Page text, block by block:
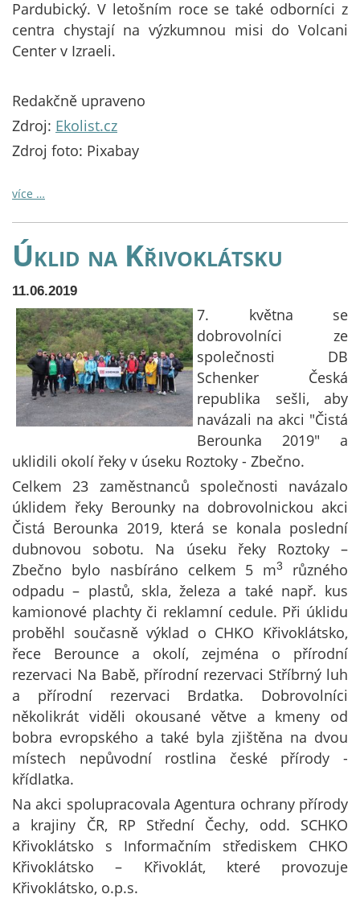
Pardubický. V letošním roce se také odborníci z
centra chystají na výzkumnou misi do Volcani
Center v Izraeli.
Redakčně upraveno
Zdroj: Ekolist.cz
Zdroj foto: Pixabay
více …
Úklid na Křivoklátsku
11.06.2019
7. května se
dobrovolníci ze
společnosti DB
Schenker Česká
republika sešli, aby
navázali na akci "Čistá
Berounka 2019" a
uklidili okolí řeky v úseku Roztoky - Zbečno.
Celkem 23 zaměstnanců společnosti navázalo
úklidem řeky Berounky na dobrovolnickou akci
Čistá Berounka 2019, která se konala poslední
dubnovou sobotu. Na úseku řeky Roztoky –
Zbečno bylo nasbíráno celkem 5 m3
různého
odpadu – plastů, skla, železa a také např. kus
kamionové plachty či reklamní cedule. Při úklidu
proběhl současně výklad o CHKO Křivoklátsko,
řece Berounce a okolí, zejména o přírodní
rezervaci Na Babě, přírodní rezervaci Stříbrný luh
a přírodní rezervaci Brdatka. Dobrovolníci
několikrát viděli okousané větve a kmeny od
bobra evropského a také byla zjištěna na dvou
místech nepůvodní rostlina české přírody -
křídlatka.
Na akci spolupracovala Agentura ochrany přírody
a krajiny ČR, RP Střední Čechy, odd. SCHKO
Křivoklátsko s Informačním střediskem CHKO
Křivoklátsko – Křivoklát, které provozuje
Křivoklátsko, o.p.s.